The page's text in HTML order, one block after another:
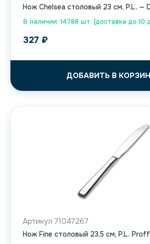
В наличии: 14788 шт. (доставка до 10
Нож Chelsea столовый 23 см, P.L. —
327 ₽
ДОБАВИТЬ В
Артикул 71047267
Нож Fine столовый 23,5 см, P.L.